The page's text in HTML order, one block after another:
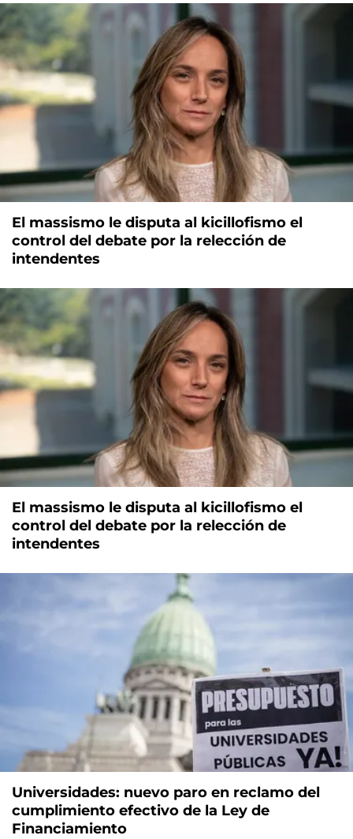
El massismo le disputa al kicillofismo el
control del debate por la relección de
intendentes
El massismo le disputa al kicillofismo el
control del debate por la relección de
intendentes
Universidades: nuevo paro en reclamo del
cumplimiento efectivo de la Ley de
Financiamiento